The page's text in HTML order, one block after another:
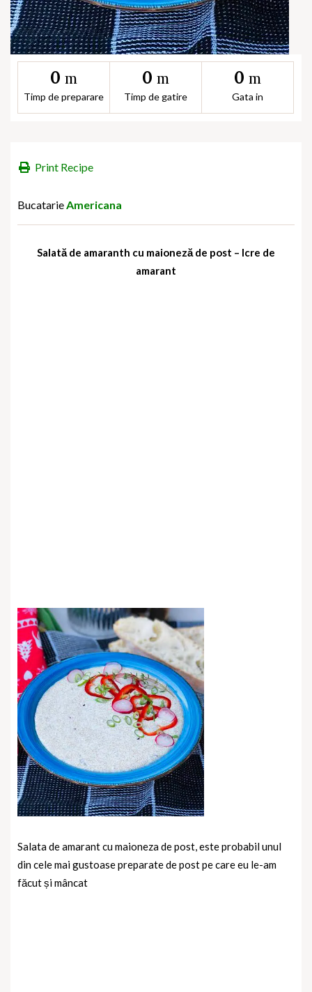
0 m
Timp de preparare
0 m
Timp de gatire
0 m
Gata in
Print Recipe
BucatarieAmericana
Salată de amaranth cu maioneză de post – Icre de
amarant
Salata de amarant cu maioneza de post, este probabil unul
din cele mai gustoase preparate de post pe care eu le-am
făcut și mâncat